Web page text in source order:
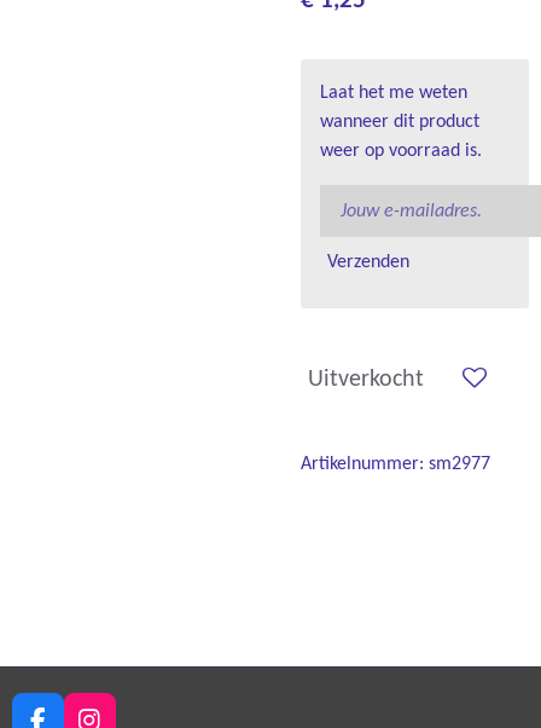
Laat het me weten
wanneer dit product
weer op voorraad is.
Verzenden
Uitverkocht
Artikelnummer: sm2977